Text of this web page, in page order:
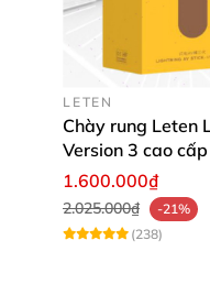
LETEN
Chày rung Leten
Version 3 cao
1.600.000₫
2.025.000₫
-21%
(238)